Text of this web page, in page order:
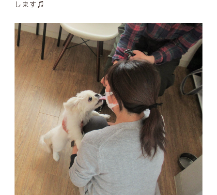
します♫